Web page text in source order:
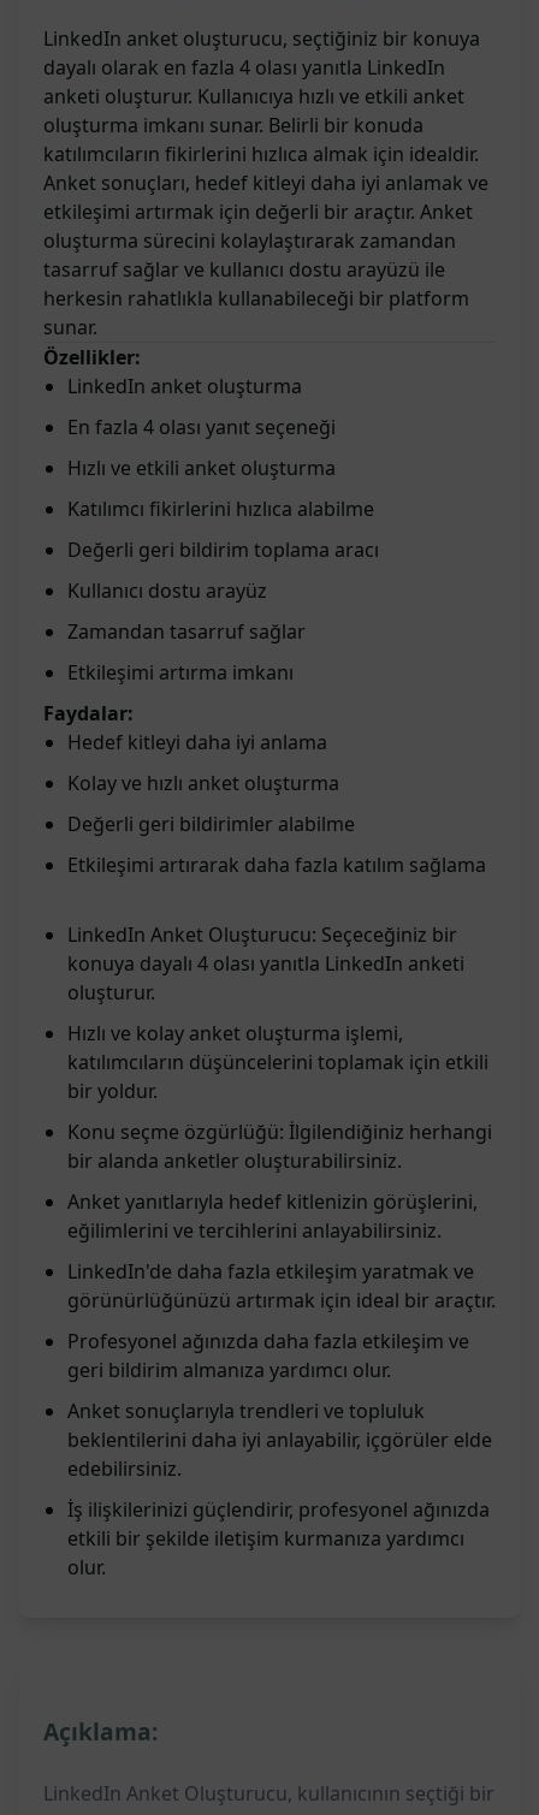
LinkedIn anket oluşturucu, seçtiğiniz bir konuya
dayalı olarak en fazla 4 olası yanıtla LinkedIn
anketi oluşturur. Kullanıcıya hızlı ve etkili anket
oluşturma imkanı sunar. Belirli bir konuda
katılımcıların fikirlerini hızlıca almak için idealdir.
Anket sonuçları, hedef kitleyi daha iyi anlamak ve
etkileşimi artırmak için değerli bir araçtır. Anket
oluşturma sürecini kolaylaştırarak zamandan
tasarruf sağlar ve kullanıcı dostu arayüzü ile
herkesin rahatlıkla kullanabileceği bir platform
sunar.
Özellikler:
LinkedIn anket oluşturma
En fazla 4 olası yanıt seçeneği
Hızlı ve etkili anket oluşturma
Katılımcı fikirlerini hızlıca alabilme
Değerli geri bildirim toplama aracı
Kullanıcı dostu arayüz
Zamandan tasarruf sağlar
Etkileşimi artırma imkanı
Faydalar:
Hedef kitleyi daha iyi anlama
Kolay ve hızlı anket oluşturma
Değerli geri bildirimler alabilme
Etkileşimi artırarak daha fazla katılım sağlama
LinkedIn Anket Oluşturucu: Seçeceğiniz bir
konuya dayalı 4 olası yanıtla LinkedIn anketi
oluşturur.
Hızlı ve kolay anket oluşturma işlemi,
katılımcıların düşüncelerini toplamak için etkili
bir yoldur.
Konu seçme özgürlüğü: İlgilendiğiniz herhangi
bir alanda anketler oluşturabilirsiniz.
Anket yanıtlarıyla hedef kitlenizin görüşlerini,
eğilimlerini ve tercihlerini anlayabilirsiniz.
LinkedIn'de daha fazla etkileşim yaratmak ve
görünürlüğünüzü artırmak için ideal bir araçtır.
Profesyonel ağınızda daha fazla etkileşim ve
geri bildirim almanıza yardımcı olur.
Anket sonuçlarıyla trendleri ve topluluk
beklentilerini daha iyi anlayabilir, içgörüler elde
edebilirsiniz.
İş ilişkilerinizi güçlendirir, profesyonel ağınızda
etkili bir şekilde iletişim kurmanıza yardımcı
olur.
Açıklama:
LinkedIn Anket Oluşturucu, kullanıcının seçtiği bir